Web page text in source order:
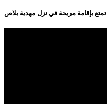
تمتع بإقامة مريحة في نزل مهدية بلاص